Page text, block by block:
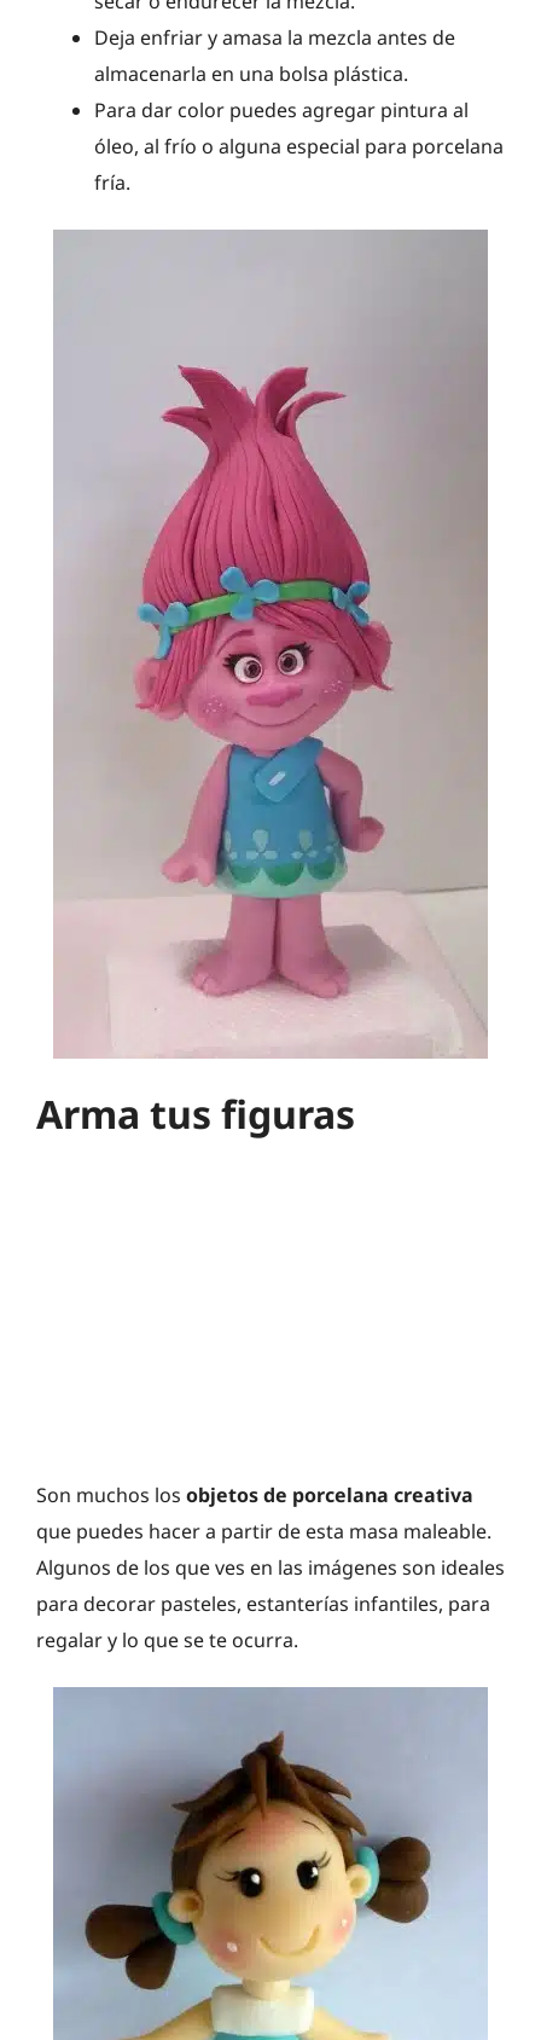
Deja enfriar y amasa la mezcla antes de
almacenarla en una bolsa plástica.
Para dar color puedes agregar pintura al
óleo, al frío o alguna especial para porcelana
fría.
Arma tus figuras
Son muchos los objetos de porcelana creativa
que puedes hacer a partir de esta masa maleable.
Algunos de los que ves en las imágenes son ideales
para decorar pasteles, estanterías infantiles, para
regalar y lo que se te ocurra.